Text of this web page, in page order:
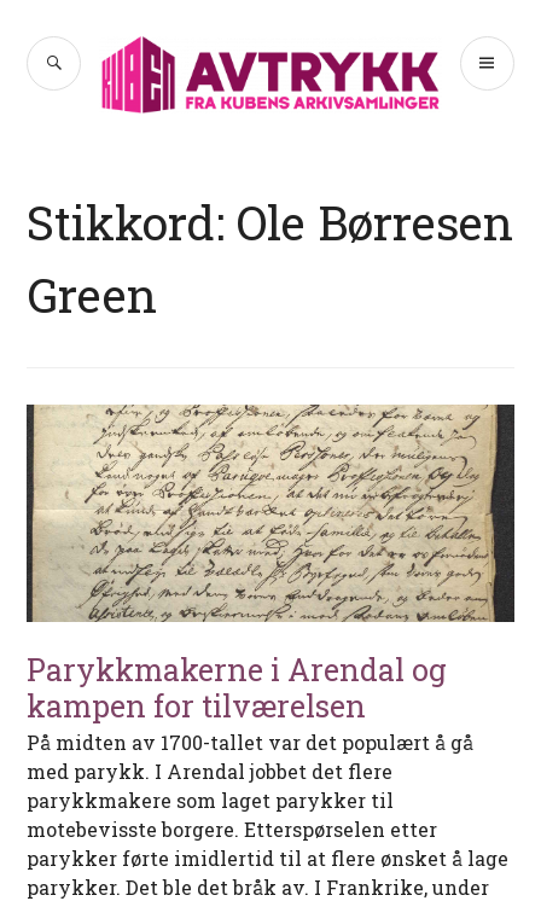
innhold
Avtrykk
SØK
Stikkord: Ole Børresen
Green
Parykkmakerne i Arendal og
kampen for tilværelsen
På midten av 1700-tallet var det populært å gå
med parykk. I Arendal jobbet det flere
parykkmakere som laget parykker til
motebevisste borgere. Etterspørselen etter
parykker førte imidlertid til at flere ønsket å lage
parykker. Det ble det bråk av. I Frankrike, under